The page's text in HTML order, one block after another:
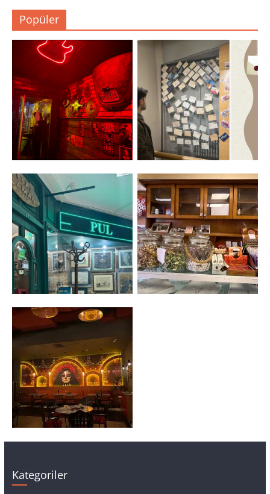
Popüler
Kategoriler